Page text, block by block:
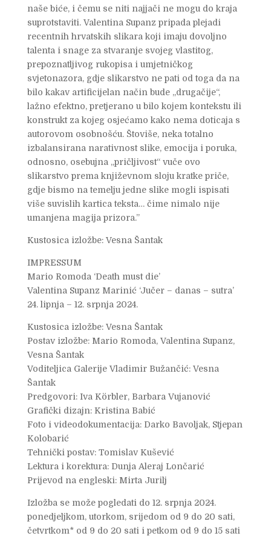
naše biće, i čemu se niti najjači ne mogu do kraja
suprotstaviti. Valentina Supanz pripada plejadi
recentnih hrvatskih slikara koji imaju dovoljno
talenta i snage za stvaranje svojeg vlastitog,
prepoznatljivog rukopisa i umjetničkog
svjetonazora, gdje slikarstvo ne pati od toga da na
bilo kakav artificijelan način bude „drugačije“,
lažno efektno, pretjerano u bilo kojem kontekstu ili
konstrukt za kojeg osjećamo kako nema doticaja s
autorovom osobnošću. Štoviše, neka totalno
izbalansirana narativnost slike, emocija i poruka,
odnosno, osebujna „pričljivost“ vuče ovo
slikarstvo prema književnom sloju kratke priče,
gdje bismo na temelju jedne slike mogli ispisati
više suvislih kartica teksta… čime nimalo nije
umanjena magija prizora.”
Kustosica izložbe: Vesna Šantak
IMPRESSUM
Mario Romoda ‘Death must die’
Valentina Supanz Marinić ‘Jučer – danas – sutra’
24. lipnja – 12. srpnja 2024.
Kustosica izložbe: Vesna Šantak
Postav izložbe: Mario Romoda, Valentina Supanz,
Vesna Šantak
Voditeljica Galerije Vladimir Bužančić: Vesna
Šantak
Predgovori: Iva Körbler, Barbara Vujanović
Grafički dizajn: Kristina Babić
Foto i videodokumentacija: Darko Bavoljak, Stjepan
Kolobarić
Tehnički postav: Tomislav Kušević
Lektura i korektura: Dunja Aleraj Lončarić
Prijevod na engleski: Mirta Jurilj
Izložba se može pogledati do 12. srpnja 2024.
ponedjeljkom, utorkom, srijedom od 9 do 20 sati,
četvrtkom* od 9 do 20 sati i petkom od 9 do 15 sati